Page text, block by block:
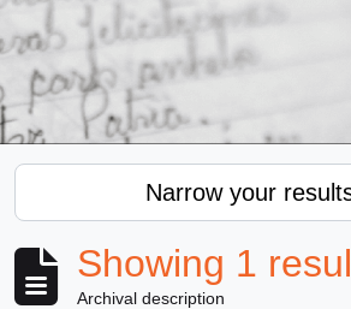
Narrow your
Showing 1
Archival description